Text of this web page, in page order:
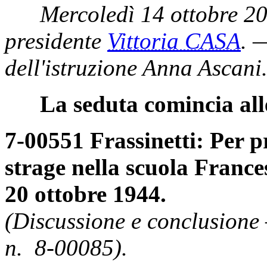
Mercoledì 14 ottobre
presidente Vittoria CASA.
dell'istruzione Anna Ascani.
La seduta comincia
7-00551 Frassinetti: Per
strage nella scuola
20 ottobre 1944.
(Discussione e
n. 8-00085).